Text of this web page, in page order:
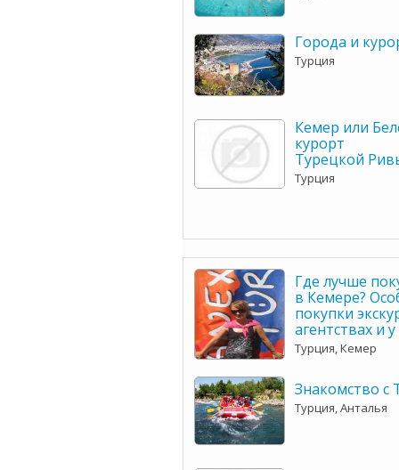
Города и
Турция
Кемер или
курорт
Турецкой
Турция
Где лучше
в Кемере?
покупки
агентствах и
Турция, Кемер
Знакомство с
Турция, Анталья